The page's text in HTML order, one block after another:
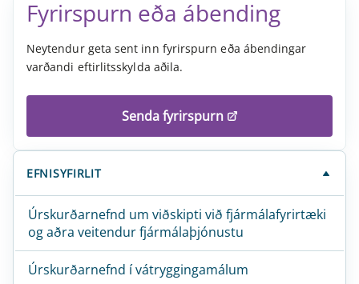
Fyr­ir­sp­urn eða ábend­ing
Neytendur geta sent inn fyrirspurn eða ábendingar
varðandi eftirlitsskylda aðila.
Senda fyrirspurn
EFNISYFIRLIT
Úrskurðarnefnd um viðskipti við fjármálafyrirtæki
og aðra veitendur fjármálaþjónustu
Úrskurðarnefnd í vátryggingamálum